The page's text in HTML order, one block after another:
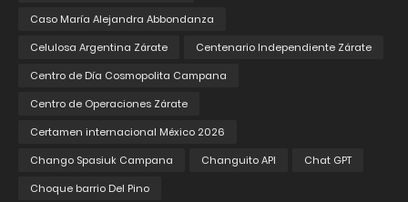
Caso María Alejandra Abbondanza
Celulosa Argentina Zárate
Centenario Independiente Zárate
Centro de Día Cosmopolita Campana
Centro de Operaciones Zárate
Certamen internacional México 2026
Chango Spasiuk Campana
Changuito API
Chat GPT
Choque barrio Del Pino